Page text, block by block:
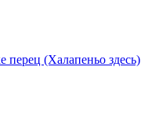
(Халапеньо здесь)